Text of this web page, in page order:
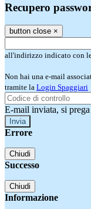
Recupero
button close ×
all'indirizzo indicato con
Non hai una e-mail
tramite la Login Spaggiari
E-mail inviata, si
Errore
Chiudi
Successo
Chiudi
Informazione